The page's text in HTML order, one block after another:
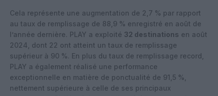
Cela représente une augmentation de 2,7 % par rapport
au taux de remplissage de 88,9 % enregistré en août de
l’année dernière. PLAY a exploité 32 destinations en août
2024, dont 22 ont atteint un taux de remplissage
supérieur à 90 %. En plus du taux de remplissage record,
PLAY a également réalisé une performance
exceptionnelle en matière de ponctualité de 91,5 %,
nettement supérieure à celle de ses principaux